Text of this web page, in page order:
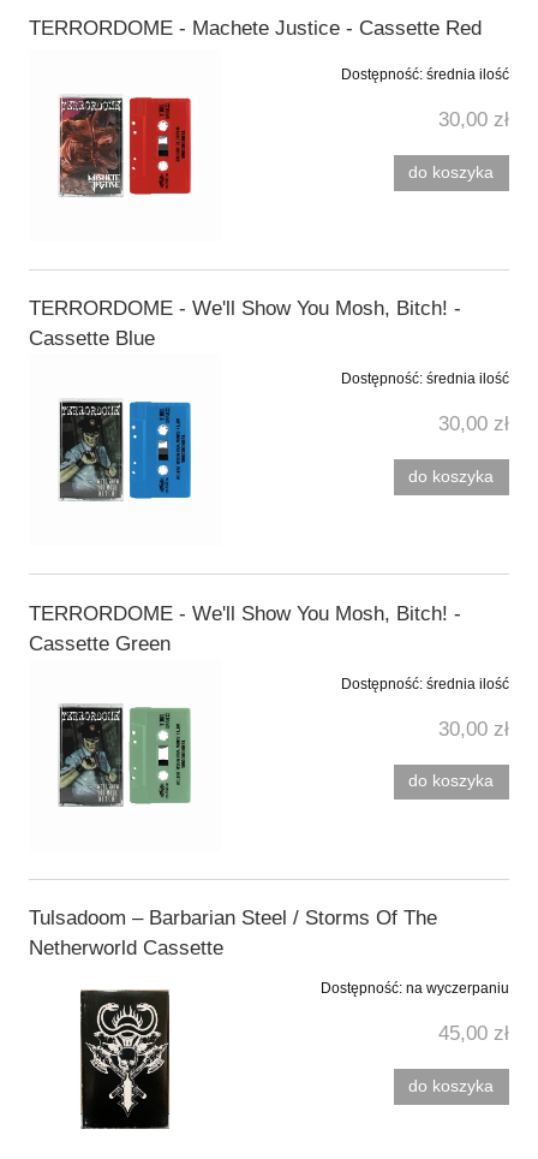
TERRORDOME - Machete Justice - Cassette Red
Dostępność: średnia ilość
30,00 zł
do koszyka
TERRORDOME - We'll Show You Mosh, Bitch! -
Cassette Blue
Dostępność: średnia ilość
30,00 zł
do koszyka
TERRORDOME - We'll Show You Mosh, Bitch! -
Cassette Green
Dostępność: średnia ilość
30,00 zł
do koszyka
Tulsadoom ‎– Barbarian Steel / Storms Of The
Netherworld Cassette
Dostępność: na wyczerpaniu
45,00 zł
do koszyka